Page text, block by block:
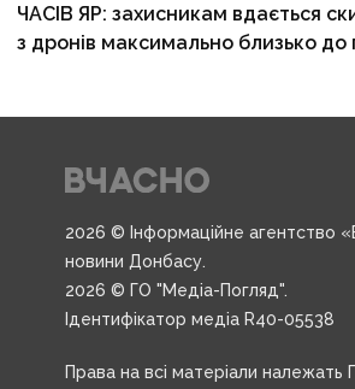
ЧАСІВ ЯР: захисникам вдається
з дронів максимально близько до
2026 © Інформаційне агентство
новини Донбасу.
2026 © ГО "Медіа-Погляд".
Ідентифікатор медіа R40-05538
Права на всі матеріали належать